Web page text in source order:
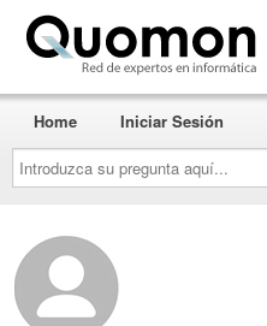
Introduzca
su
pregunta
aquí...
Home Iniciar Sesión